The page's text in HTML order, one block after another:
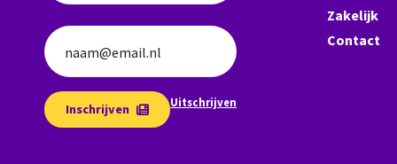
naam@email.nl
Inschrijven Uitschrijven
Zakelijk
Contact